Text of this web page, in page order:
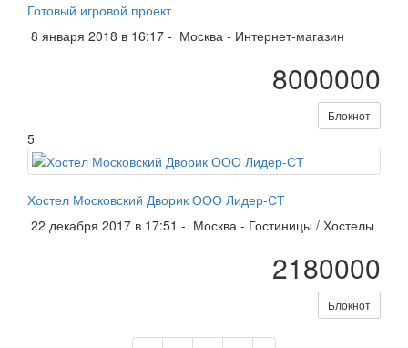
Готовый игровой проект
8 января 2018 в 16:17 - Москва - Интернет-магазин
8000000
Блокнот
5
Хостел Московский Дворик ООО Лидер-СТ
22 декабря 2017 в 17:51 - Москва - Гостиницы / Хостелы
2180000
Блокнот